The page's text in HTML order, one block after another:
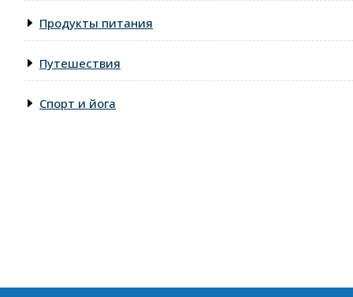
Продукты питания
Путешествия
Спорт и йога